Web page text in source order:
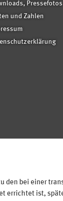
Pressefotos
und Zahlen
den bei einer
errichtet ist,